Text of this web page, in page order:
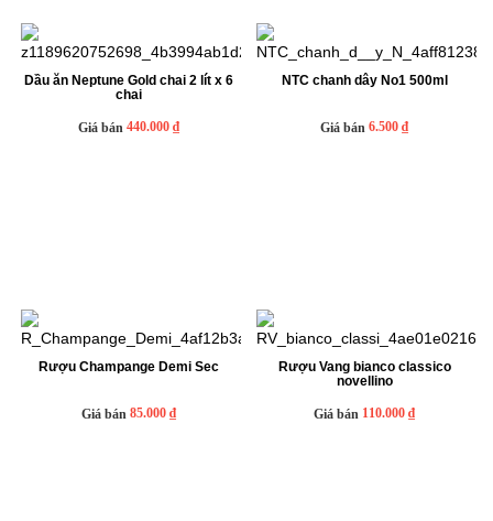
Dầu ăn Neptune Gold chai 2 lít x 6
chai
Giá bán 440.000 ₫
NTC chanh dây No1 500ml
Giá bán 6.500 ₫
Rượu Champange Demi Sec
Giá bán 85.000 ₫
Rượu Vang bianco classico
novellino
Giá bán 110.000 ₫